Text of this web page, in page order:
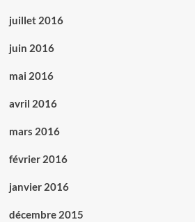
juillet 2016
juin 2016
mai 2016
avril 2016
mars 2016
février 2016
janvier 2016
décembre 2015